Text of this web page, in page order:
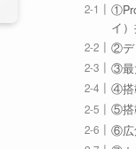
イ
②デ
③最
④搭
⑤搭
⑥広